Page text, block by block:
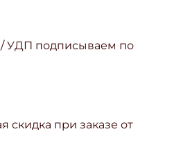
/ УДП подписываем по
при заказе от